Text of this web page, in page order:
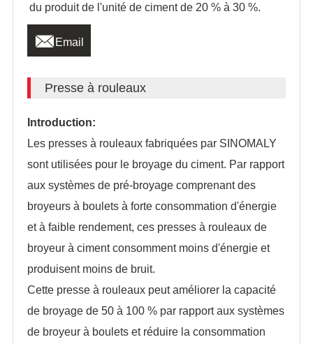
du produit de l'unité de ciment de 20 % à 30 %.
 Email
Presse à rouleaux
Introduction:
Les presses à rouleaux fabriquées par SINOMALY
sont utilisées pour le broyage du ciment. Par rapport
aux systèmes de pré-broyage comprenant des
broyeurs à boulets à forte consommation d'énergie
et à faible rendement, ces presses à rouleaux de
broyeur à ciment consomment moins d'énergie et
produisent moins de bruit.
Cette presse à rouleaux peut améliorer la capacité
de broyage de 50 à 100 % par rapport aux systèmes
de broyeur à boulets et réduire la consommation